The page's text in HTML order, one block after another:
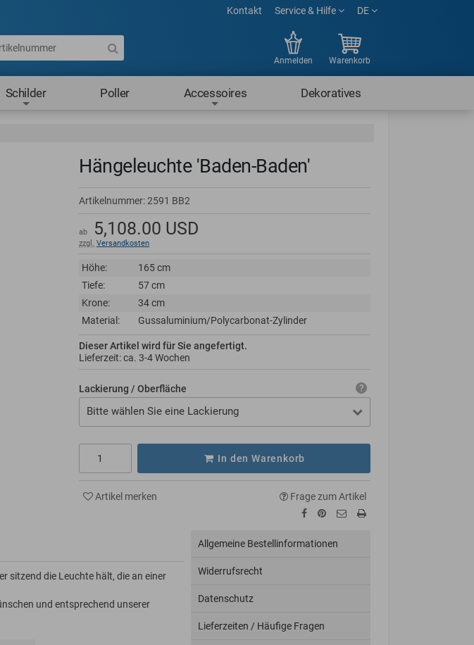
Kontakt Service & Hilfe DE
Anmelden Warenkorb
Schilder Poller Accessoires Dekoratives
Hängeleuchte 'Baden-Baden'
Artikelnummer:2591 BB2
ab 5,108.00 USD
zzgl. Versandkosten
Höhe:
165 cm
Tiefe:
57 cm
Krone:
34 cm
Material:
Gussaluminium/Polycarbonat-Zylinder
Dieser Artikel wird für Sie angefertigt.
Lieferzeit: ca. 3-4 Wochen
Lackierung / Oberfläche
Bitte wählen Sie eine Lackierung
In den Warenkorb
Artikel merken Frage zum Artikel
sitzend die Leuchte hält, die an einer
und entsprechend unserer
Allgemeine Bestellinformationen
Widerrufsrecht
Datenschutz
Lieferzeiten / Häufige Fragen